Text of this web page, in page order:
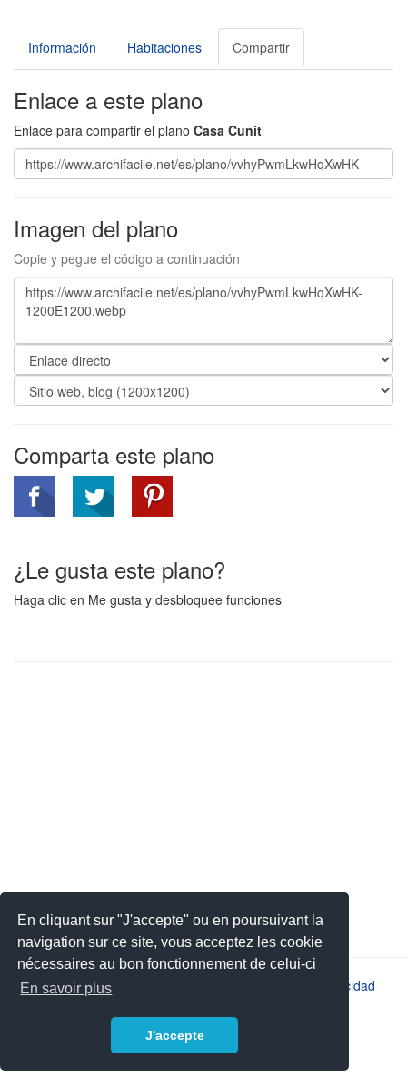
En cliquant sur "J'accepte" ou en poursuivant la
navigation sur ce site, vous acceptez les cookie
nécessaires au bon fonctionnement de celui-ci
En savoir plus
J'accepte
Información Habitaciones Compartir
Enlace a este plano
Enlace para compartir el plano Casa Cunit
Imagen del plano
Copie y pegue el código a continuación
Comparta este plano
¿Le gusta este plano?
Haga clic en Me gusta y desbloquee funciones
2026 © JSYS | Política de privacidad